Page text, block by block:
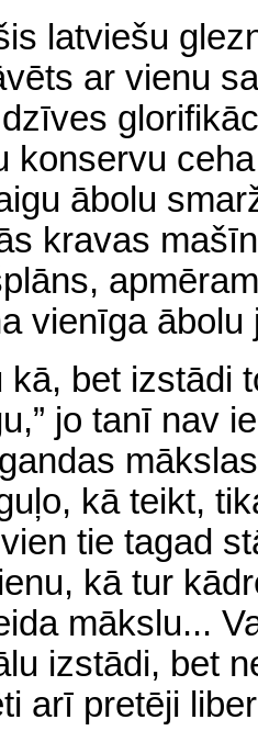
latviešu
ar vienu
dzīves
konservu
ābolu
kravas
vienīga ābolu
kā, bet izstādi
jo tanī nav
kā teikt,
tie tagad
kā tur
mākslu...
izstādi, bet
arī pretēji